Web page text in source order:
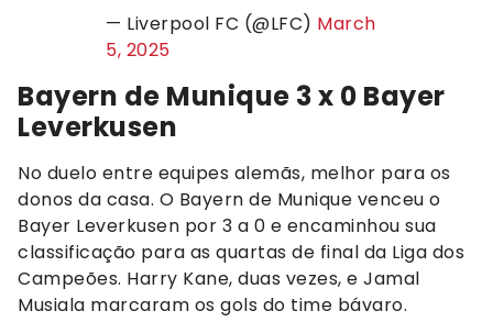
— Liverpool FC (@LFC) March
5, 2025
Bayern de Munique 3 x 0 Bayer
Leverkusen
No duelo entre equipes alemãs, melhor para os
donos da casa. O Bayern de Munique venceu o
Bayer Leverkusen por 3 a 0 e encaminhou sua
classificação para as quartas de final da Liga dos
Campeões. Harry Kane, duas vezes, e Jamal
Musiala marcaram os gols do time bávaro.